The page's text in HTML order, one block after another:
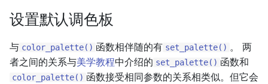
设置默认调色板
与 color_palette() 函数相伴随的有 set_palette() 。 两
者之间的关系与美学教程中介绍的 set_palette() 函数和
color_palette() 函数接受相同参数的关系相类似。但它会